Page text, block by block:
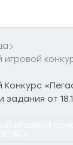
задания от